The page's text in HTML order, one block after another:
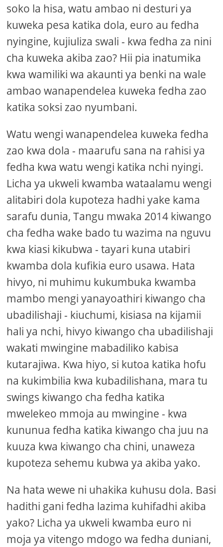
soko la hisa, watu ambao ni desturi ya
kuweka pesa katika dola, euro au fedha
nyingine, kujiuliza swali - kwa fedha za nini
cha kuweka akiba zao? Hii pia inatumika
kwa wamiliki wa akaunti ya benki na wale
ambao wanapendelea kuweka fedha zao
katika soksi zao nyumbani.
Watu wengi wanapendelea kuweka fedha
zao kwa dola - maarufu sana na rahisi ya
fedha kwa watu wengi katika nchi nyingi.
Licha ya ukweli kwamba wataalamu wengi
alitabiri dola kupoteza hadhi yake kama
sarafu dunia, Tangu mwaka 2014 kiwango
cha fedha wake bado tu wazima na nguvu
kwa kiasi kikubwa - tayari kuna utabiri
kwamba dola kufikia euro usawa. Hata
hivyo, ni muhimu kukumbuka kwamba
mambo mengi yanayoathiri kiwango cha
ubadilishaji - kiuchumi, kisiasa na kijamii
hali ya nchi, hivyo kiwango cha ubadilishaji
wakati mwingine mabadiliko kabisa
kutarajiwa. Kwa hiyo, si kutoa katika hofu
na kukimbilia kwa kubadilishana, mara tu
swings kiwango cha fedha katika
mwelekeo mmoja au mwingine - kwa
kununua fedha katika kiwango cha juu na
kuuza kwa kiwango cha chini, unaweza
kupoteza sehemu kubwa ya akiba yako.
Na hata wewe ni uhakika kuhusu dola. Basi
hadithi gani fedha lazima kuhifadhi akiba
yako? Licha ya ukweli kwamba euro ni
moja ya vitengo mdogo wa fedha duniani,